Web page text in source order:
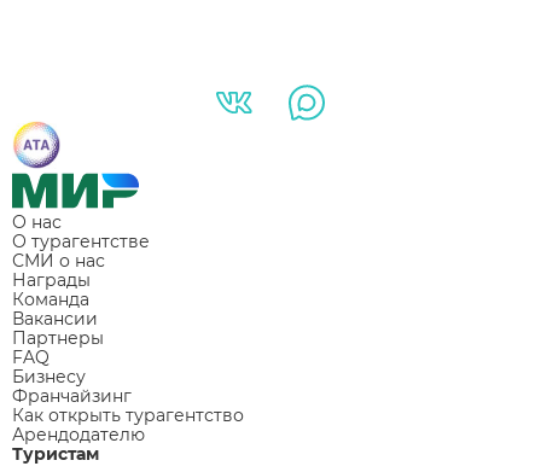
О нас
О турагентстве
СМИ о нас
Награды
Команда
Вакансии
Партнеры
FAQ
Бизнесу
Франчайзинг
Как открыть турагентство
Арендодателю
Туристам